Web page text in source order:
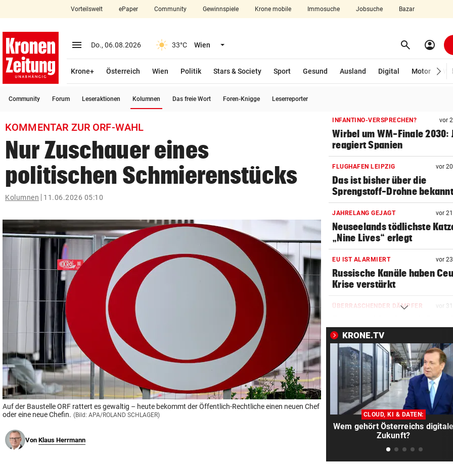
closeSchließen
account_circle Anmelden
arrow_right
arrow_right
bookmark
search
Suchbegriff
eingeben
© Krone Multimedia GmbH & Co KG 2026
Muthgasse 2, 1190 Wien
Vorteilswelt ePaper Community Gewinnspiele Krone mobile Immosuche Jobsuche Bazar
menu Menü aufklappen
Do., 06.08.2026 33°C Wien Menü aufklappen search Suchen
account_circle
Krone+ Österreich Wien Politik Stars & Society Sport Gesund Ausland Digital Motor
Community Forum Leseraktionen Kolumnen Das freie Wort Foren-Knigge Leserreporter
KOMMENTAR ZUR ORF-WAHL
Nur Zuschauer eines
politischen Schmierenstücks
Kolumnen 11.06.2026 05:10
Auf der Baustelle ORF rattert es gewaltig – heute bekommt der Öffentlich-Rechtliche einen neuen Chef
oder eine neue Chefin. (Bild: APA/ROLAND SCHLAGER)
Von Klaus Herrmann
INFANTINO-VERSPRECHEN? vor
Wirbel um WM-Finale 2030:
reagiert Spanien
FLUGHAFEN LEIPZIG vor
Das ist bisher über die
Sprengstoff-Drohne
JAHRELANG GEJAGT vor
Neuseelands tödlichste
„Nine Lives“ erlegt
EU IST ALARMIERT vor
Russische Kanäle haben
Krise verstärkt
ÜBERRASCHENDER DÄMPFER vor
schlechteste Match“
POLIZEI SUCHT ZEUGEN vor 39
Bub (4) trieb regungslos im
Wasser – reanimiert!
TÜR VEREITELT ÜBERFALL vor
Tollpatschiger Räuber muss
sieben Jahre absitzen
Unwetter: Trinkwasser in
KRONE.TV
CLOUD, KI & DATEN:
Wem gehört Österreichs digitale
Zukunft?